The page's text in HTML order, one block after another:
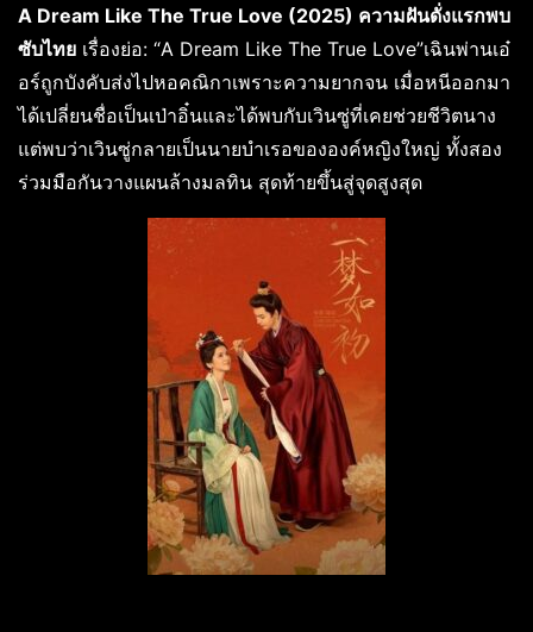
A Dream Like The True Love (2025) ความฝันดั่งแรกพบ
ซับไทย เรื่องย่อ: “A Dream Like The True Love”เฉินพ่านเอ๋
อร์ถูกบังคับส่งไปหอคณิกาเพราะความยากจน เมื่อหนีออกมา
ได้เปลี่ยนชื่อเป็นเป่าอิ๋นและได้พบกับเวินซู่ที่เคยช่วยชีวิตนาง
แต่พบว่าเวินซู่กลายเป็นนายบำเรอขององค์หญิงใหญ่ ทั้งสอง
ร่วมมือกันวางแผนล้างมลทิน สุดท้ายขึ้นสู่จุดสูงสุด